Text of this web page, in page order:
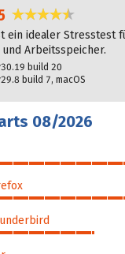
4,7 Sterne
ein idealer Stresstest
Arbeitsspeicher.
build 20
build 7, macOS
08/2026